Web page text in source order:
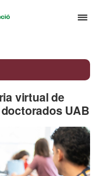
y
Universitat
virtual de
UAB